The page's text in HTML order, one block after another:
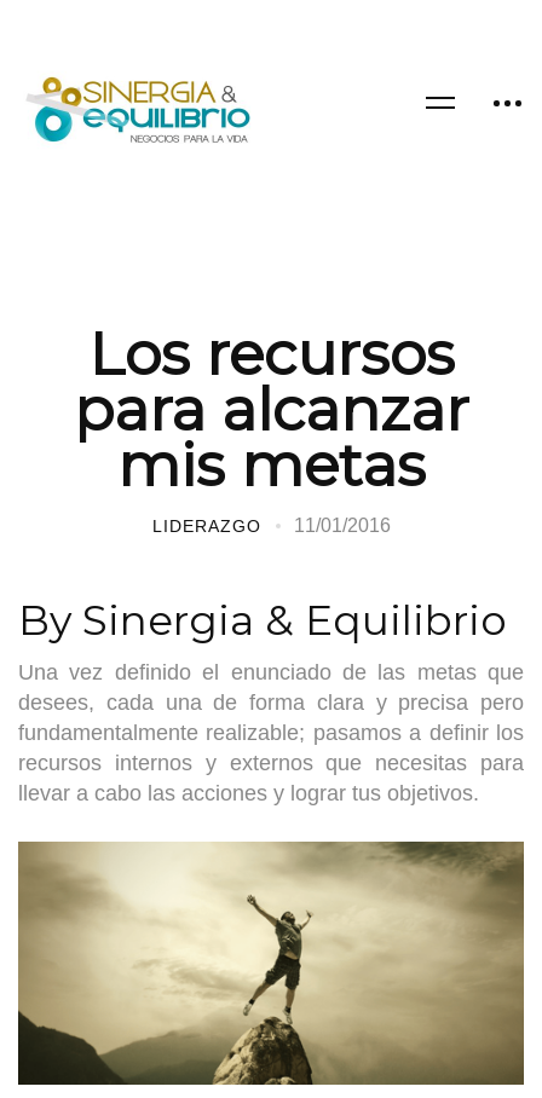
Los recursos
para alcanzar
mis metas
LIDERAZGO 11/01/2016
By Sinergia & Equilibrio
Una vez definido el enunciado de las metas que
desees, cada una de forma clara y precisa pero
fundamentalmente realizable; pasamos a definir los
recursos internos y externos que necesitas para
llevar a cabo las acciones y lograr tus objetivos.